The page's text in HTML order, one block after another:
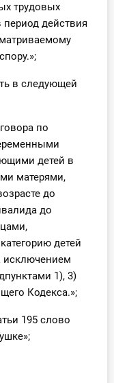
трудовых
период действия
в следующей
по
детей в
матерями,
до
до
детей
исключением
1), 3)
Кодекса.»;
195 слово